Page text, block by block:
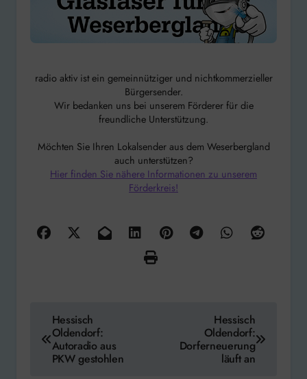
radio aktiv ist ein gemeinnütziger und nichtkommerzieller
Bürgersender.
Wir bedanken uns bei unserem Förderer für die
freundliche Unterstützung.
Möchten Sie Ihren Lokalsender aus dem Weserbergland
auch unterstützen?
Hier finden Sie nähere Informationen zu unserem
Förderkreis!
Beitragsnavigation
Hessisch
Oldendorf:
Autoradio aus
PKW gestohlen
Hessisch
Oldendorf:
Dorferneuerung
läuft an